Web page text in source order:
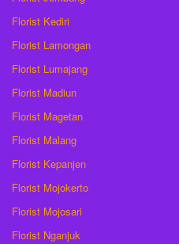
Florist Kediri
Florist Lamongan
Florist Lumajang
Florist Madiun
Florist Magetan
Florist Malang
Florist Kepanjen
Florist Mojokerto
Florist Mojosari
Florist Nganjuk